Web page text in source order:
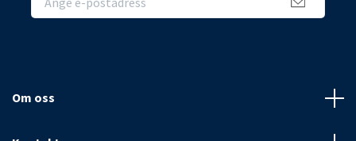
Om oss